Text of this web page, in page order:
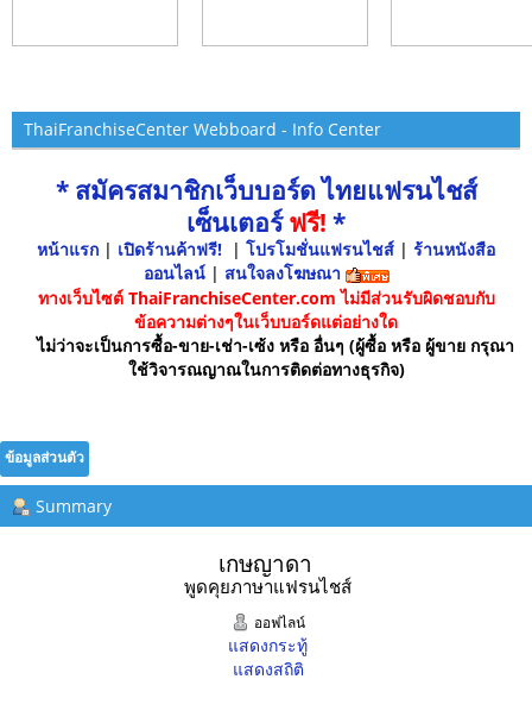
ThaiFranchiseCenter Webboard - Info Center
* สมัครสมาชิกเว็บบอร์ด ไทยแฟรนไชส์
เซ็นเตอร์ฟรี! *
หน้าแรก | เปิดร้านค้าฟรี! | โปรโมชั่นแฟรนไชส์ | ร้านหนังสือ
ออนไลน์ | สนใจลงโฆษณา
ทางเว็บไซต์ ThaiFranchiseCenter.com ไม่มีส่วนรับผิดชอบกับ
ข้อความต่างๆในเว็บบอร์ดแต่อย่างใด
ไม่ว่าจะเป็นการซื้อ-ขาย-เช่า-เซ้ง หรือ อื่นๆ (ผู้ซื้อ หรือ ผู้ขาย กรุณา
ใช้วิจารณญาณในการติดต่อทางธุรกิจ)
ข้อมูลส่วนตัว
Summary
เกษญาดา
พูดคุยภาษาแฟรนไชส์
ออฟไลน์
แสดงกระทู้
แสดงสถิติ